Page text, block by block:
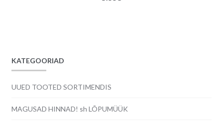
KATEGOORIAD
UUED TOOTED SORTIMENDIS
MAGUSAD HINNAD! sh LÕPUMÜÜK